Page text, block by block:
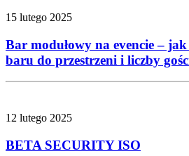
15 lutego 2025
Bar modułowy na evencie –
baru do przestrzeni i liczby
12 lutego 2025
BETA SECURITY ISO